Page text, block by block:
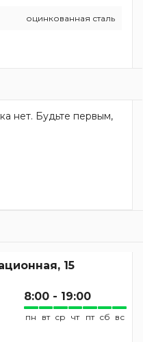
оцинкованная сталь
нет. Будьте первым,
15
8:00 - 19:00
пн вт ср чт пт сб вс